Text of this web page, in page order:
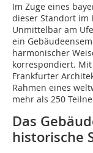
Im Zuge eines
dieser Standort im
Unmittelbar am
ein
harmonischer
korrespondiert.
Frankfurter
Rahmen eines
mehr als 250
Das
historische